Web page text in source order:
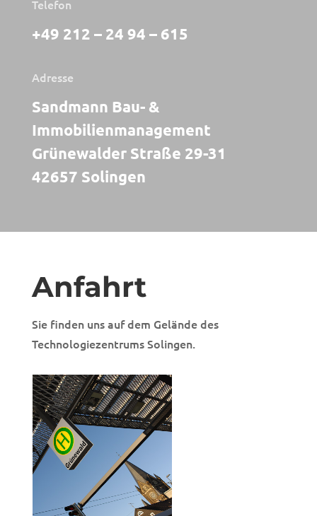
Telefon
+49 212 – 24 94 – 615
Adresse
Sandmann Bau- &
Immobilienmanagement
Grünewalder Straße 29-31
42657 Solingen
Anfahrt
Sie finden uns auf dem Gelände des
Technologiezentrums Solingen.